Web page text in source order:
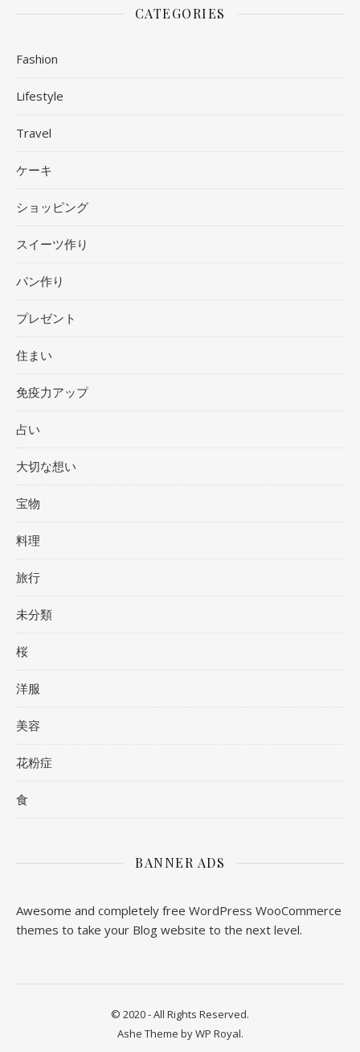
CATEGORIES
Fashion
Lifestyle
Travel
ケーキ
ショッピング
スイーツ作り
パン作り
プレゼント
住まい
免疫力アップ
占い
大切な想い
宝物
料理
旅行
未分類
桜
洋服
美容
花粉症
食
BANNER ADS
Awesome and completely free WordPress WooCommerce
themes to take your Blog website to the next level.
© 2020 - All Rights Reserved.
Ashe Theme byWP Royal.